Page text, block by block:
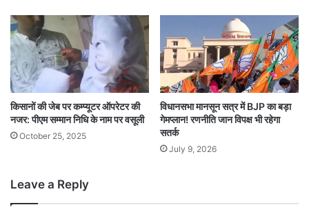
किसानों की जेब पर कम्प्यूटर ऑपरेटर की
नजर: पीएम सम्मान निधि के नाम पर वसूली
October 25, 2025
विधानसभा मानसून सत्र में BJP का बड़ा
गेमप्लान! रणनीति जान विपक्ष भी रहेगा
सतर्क
July 9, 2026
Leave a Reply